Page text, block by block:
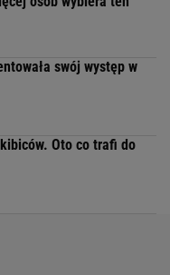
swój występ w
Oto co trafi do